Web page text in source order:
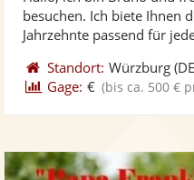
besuchen. Ich biete Ihnen
Jahrzehnte passend für
Standort: Würzburg
Gage: € (bis ca. 500 €